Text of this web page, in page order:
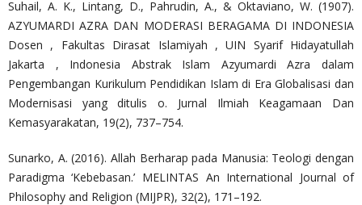
Suhail, A. K., Lintang, D., Pahrudin, A., & Oktaviano, W. (1907).
AZYUMARDI AZRA DAN MODERASI BERAGAMA DI INDONESIA
Dosen , Fakultas Dirasat Islamiyah , UIN Syarif Hidayatullah
Jakarta , Indonesia Abstrak Islam Azyumardi Azra dalam
Pengembangan Kurikulum Pendidikan Islam di Era Globalisasi dan
Modernisasi yang ditulis o. Jurnal Ilmiah Keagamaan Dan
Kemasyarakatan, 19(2), 737–754.
Sunarko, A. (2016). Allah Berharap pada Manusia: Teologi dengan
Paradigma ‘Kebebasan.’ MELINTAS An International Journal of
Philosophy and Religion (MIJPR), 32(2), 171–192.